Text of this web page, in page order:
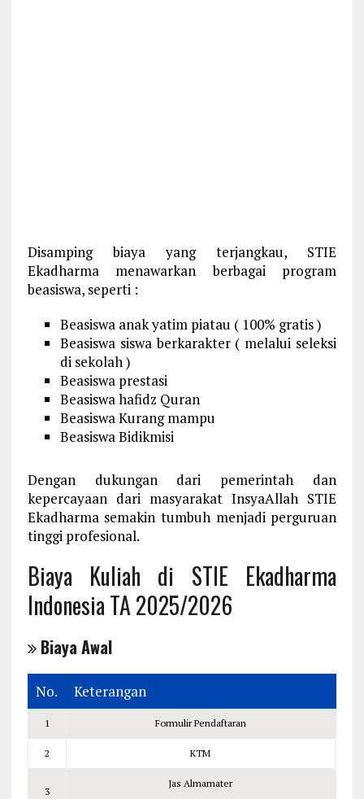
Disamping biaya yang terjangkau, STIE
Ekadharma menawarkan berbagai program
beasiswa, seperti :
Beasiswa anak yatim piatau ( 100% gratis )
Beasiswa siswa berkarakter ( melalui seleksi
di sekolah )
Beasiswa prestasi
Beasiswa hafidz Quran
Beasiswa Kurang mampu
Beasiswa Bidikmisi
Dengan dukungan dari pemerintah dan
kepercayaan dari masyarakat InsyaAllah STIE
Ekadharma semakin tumbuh menjadi perguruan
tinggi profesional.
Biaya Kuliah di STIE Ekadharma
Indonesia TA 2025/2026
Biaya Awal
No. Keterangan
1 Formulir Pendaftaran
2 KTM
3
Jas Almamater